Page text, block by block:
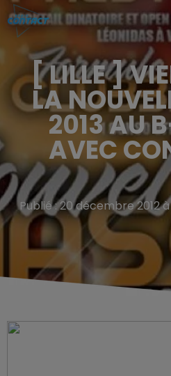
[ LILLE ]
LA
2013 AU
AVEC
Publié : 20 décembre 2012